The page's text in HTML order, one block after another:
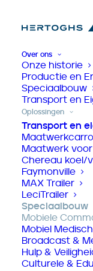
Over ons
Onze historie
Productie en
Speciaalbouw
Transport en
Oplossingen
Transport en
Maatwerk
Chereau koel/
Faymonville
MAX Trailer
LeciTrailer
Speciaalbouw
Mobiele
Mobiel
Broadcast &
Hulp &
Culturele &
Home>